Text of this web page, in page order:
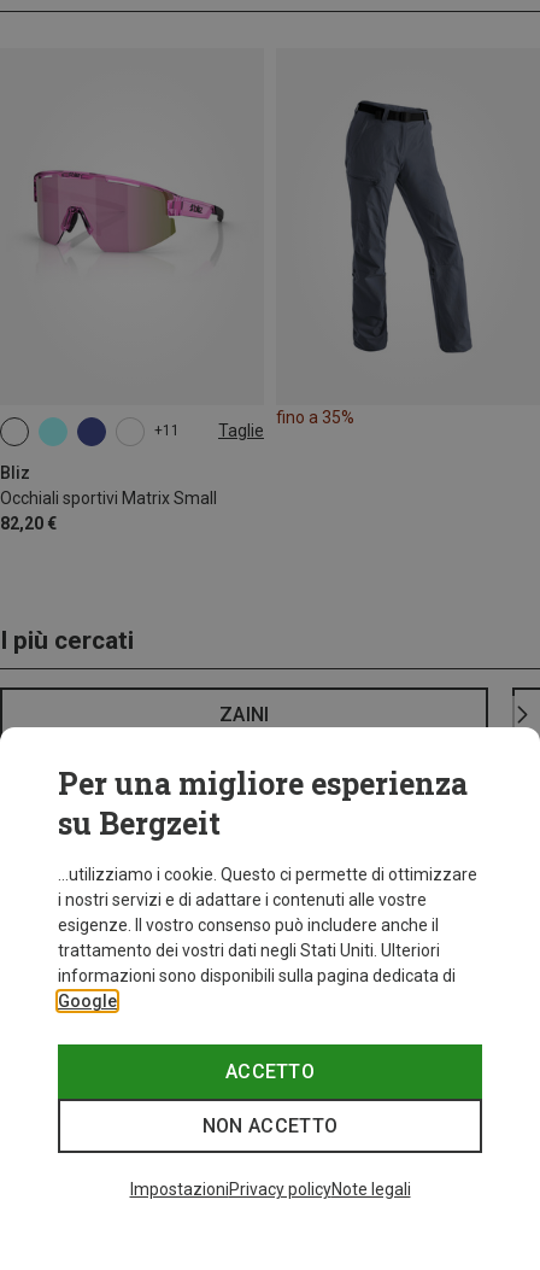
+11 Taglie
Bliz
Occhiali sportivi Matrix Small
82,20 €
ONE SIZE
fino a 35%
I più cercati
ZAINI
Per una migliore esperienza
su Bergzeit
...utilizziamo i cookie. Questo ci permette di ottimizzare
i nostri servizi e di adattare i contenuti alle vostre
esigenze. Il vostro consenso può includere anche il
trattamento dei vostri dati negli Stati Uniti. Ulteriori
informazioni sono disponibili sulla pagina dedicata di
Google
ACCETTO
NON ACCETTO
ImpostazioniPrivacy policyNote legali